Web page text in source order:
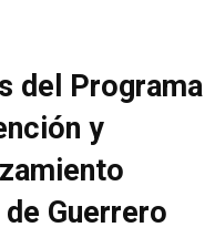
del Programa
y
Guerrero